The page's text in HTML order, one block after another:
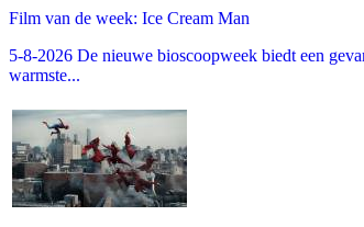
Film van de week: Ice Cream Man
5-8-2026 De nieuwe bioscoopweek biedt een
warmste...